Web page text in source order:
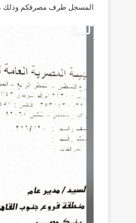
المسجل طرف مصرفكم وذلك